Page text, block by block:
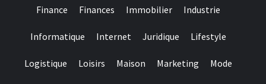
Finance Finances Immobilier Industrie
Informatique Internet Juridique Lifestyle
Logistique Loisirs Maison Marketing Mode